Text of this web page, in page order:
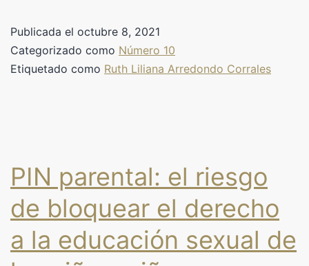
Publicada el octubre 8, 2021
Categorizado como Número 10
Etiquetado como Ruth Liliana Arredondo Corrales
PIN parental: el riesgo
de bloquear el derecho
a la educación sexual de